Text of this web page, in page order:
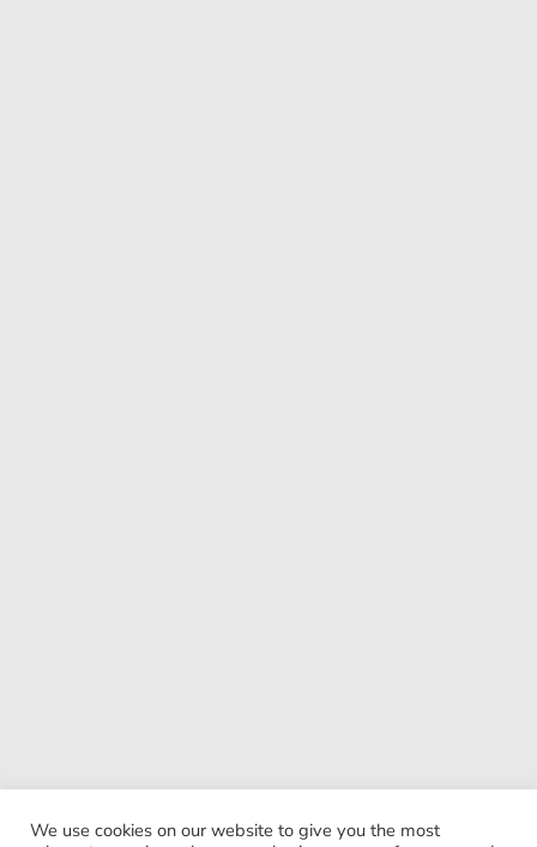
We use cookies on our website to give you the most